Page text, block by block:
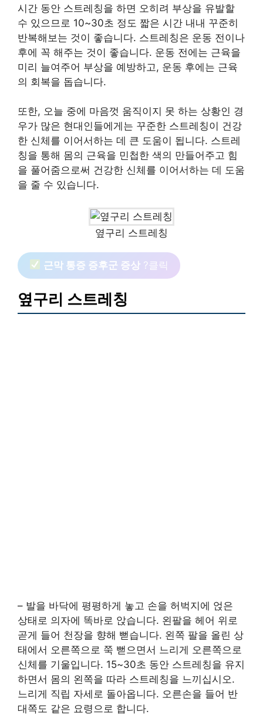
시간 동안 스트레칭을 하면 오히려 부상을 유발할
수 있으므로 10~30초 정도 짧은 시간 내내 꾸준히
반복해보는 것이 좋습니다. 스트레칭은 운동 전이나
후에 꼭 해주는 것이 좋습니다. 운동 전에는 근육을
미리 늘여주어 부상을 예방하고, 운동 후에는 근육
의 회복을 돕습니다.
또한, 오늘 중에 마음껏 움직이지 못 하는 상황인 경
우가 많은 현대인들에게는 꾸준한 스트레칭이 건강
한 신체를 이어서하는 데 큰 도움이 됩니다. 스트레
칭을 통해 몸의 근육을 민첩한 색의 만들어주고 힘
을 풀어줌으로써 건강한 신체를 이어서하는 데 도움
을 줄 수 있습니다.
옆구리 스트레칭
근막 통증 증후군 증상 ?클릭
옆구리 스트레칭
– 발을 바닥에 평평하게 놓고 손을 허벅지에 얹은
상태로 의자에 똑바로 앉습니다. 왼팔을 헤어 위로
곧게 들어 천장을 향해 뻗습니다. 왼쪽 팔을 올린 상
태에서 오른쪽으로 쭉 뻗으면서 느리게 오른쪽으로
신체를 기울입니다. 15~30초 동안 스트레칭을 유지
하면서 몸의 왼쪽을 따라 스트레칭을 느끼십시오.
느리게 직립 자세로 돌아옵니다. 오른손을 들어 반
대쪽도 같은 요령으로 합니다.